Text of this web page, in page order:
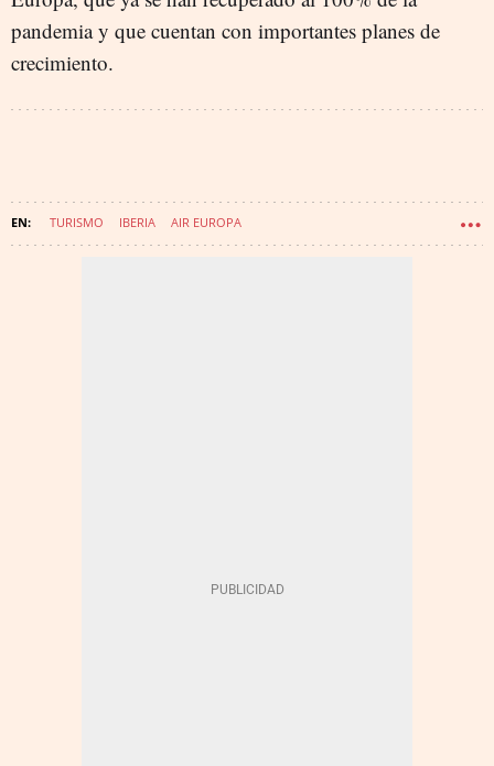
pandemia y que cuentan con importantes planes de
crecimiento.
TURISMO IBERIA AIR EUROPA